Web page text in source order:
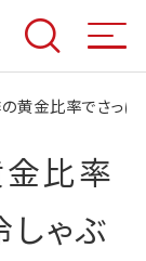
の黄金比率でさっ
金比率
ゃぶ